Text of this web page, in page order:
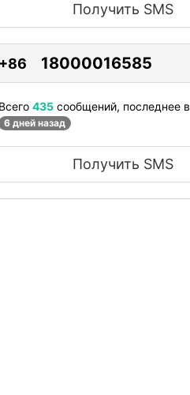
Получить SMS
18000016585
435 сообщений, последнее в
6 дней назад
Получить SMS